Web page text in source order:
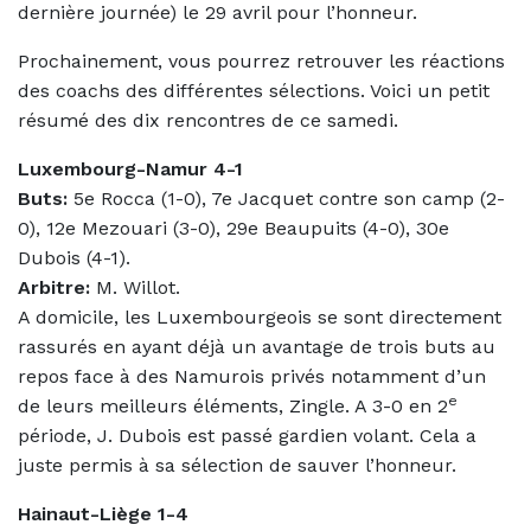
dernière journée) le 29 avril pour l’honneur.
Prochainement, vous pourrez retrouver les réactions
des coachs des différentes sélections. Voici un petit
résumé des dix rencontres de ce samedi.
Luxembourg-Namur 4-1
Buts: 5e Rocca (1-0), 7e Jacquet contre son camp (2-
0), 12e Mezouari (3-0), 29e Beaupuits (4-0), 30e
Dubois (4-1).
Arbitre: M. Willot.
A domicile, les Luxembourgeois se sont directement
rassurés en ayant déjà un avantage de trois buts au
repos face à des Namurois privés notamment d’un
de leurs meilleurs éléments, Zingle. A 3-0 en 2e
période, J. Dubois est passé gardien volant. Cela a
juste permis à sa sélection de sauver l’honneur.
Hainaut-Liège 1-4